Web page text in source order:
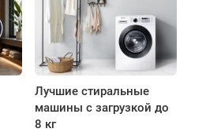
Лучшие стиральные
машины с загрузкой до
8 кг